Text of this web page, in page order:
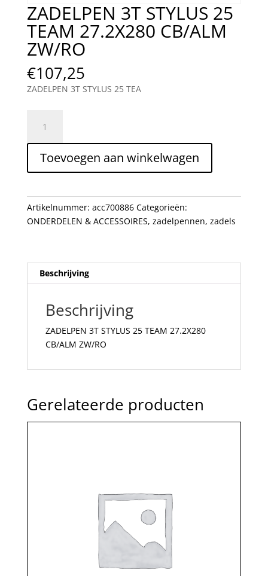
ZADELPEN 3T STYLUS 25
TEAM 27.2X280 CB/ALM
ZW/RO
€107,25
ZADELPEN 3T STYLUS 25 TEA
STYLUS
TEAM
CB/ALM
ZW/RO
aantal
Toevoegen aan winkelwagen
Artikelnummer: acc700886 Categorieën:
ONDERDELEN & ACCESSOIRES, zadelpennen, zadels
Beschrijving
Beschrijving
ZADELPEN 3T STYLUS 25 TEAM 27.2X280
CB/ALM ZW/RO
Gerelateerde producten